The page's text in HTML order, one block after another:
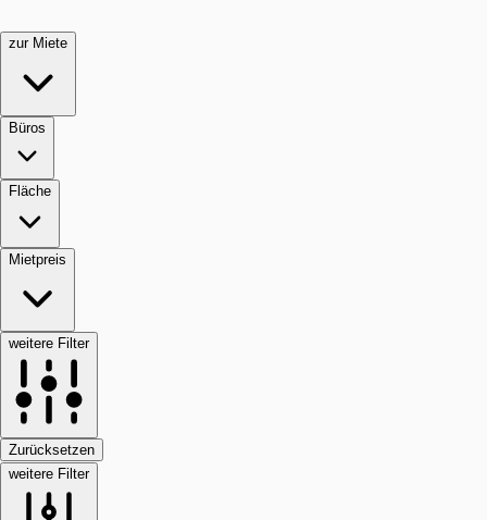
zur Miete
Büros
Fläche
Mietpreis
weitere Filter
Zurücksetzen
weitere Filter